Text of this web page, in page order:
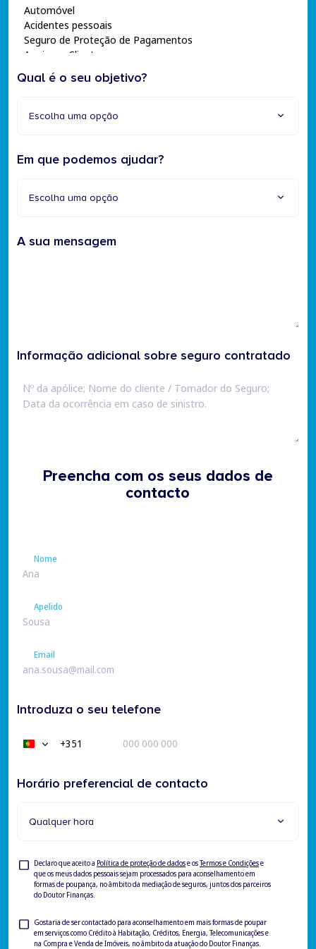
Qual é o seu objetivo?
Escolha uma opção
Em que podemos ajudar?
Escolha uma opção
A sua mensagem
Informação adicional sobre seguro contratado
Preencha com os seus dados de
contacto
Nome
Apelido
Email
Introduza o seu telefone
Portugal+351
Horário preferencial de contacto
Qualquer hora
Consentimento
Declaro que aceito a Política de proteção de dadose osTermos e Condiçõese
que os meus dados pessoais sejam processados para aconselhamento em
formas de poupança, no âmbito da mediação de seguros, juntos dos parceiros
do Doutor Finanças.
Consentimento
para
Gostaria de ser contactado para aconselhamento em mais formas de poupar
em serviços como Crédito à Habitação, Créditos, Energia, Telecomunicações e
na Compra e Venda de Imóveis, no âmbito da atuação do Doutor Finanças.